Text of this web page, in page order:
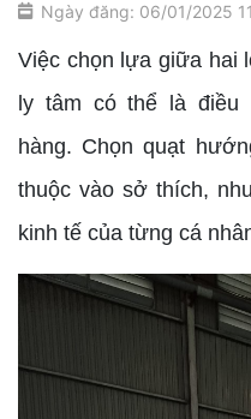
Ngày đăng: 06/01/2025
Việc chọn lựa giữa hai
ly tâm có thể là điều
hàng. Chọn quạt
thuộc vào sở thích,
kinh tế của từng cá